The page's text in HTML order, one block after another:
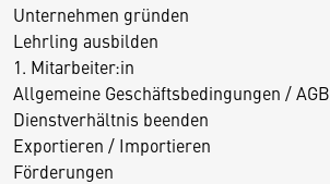
Unternehmen gründen
Lehrling ausbilden
1. Mitarbeiter:in
Allgemeine Geschäftsbedingungen / AGB
Dienstverhältnis beenden
Exportieren / Importieren
Förderungen